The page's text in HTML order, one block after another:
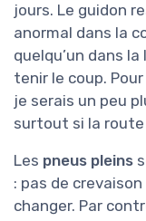
jours. Le guidon
anormal dans la
quelqu’un dans
tenir le coup.
je serais un peu
surtout si la
Les pneus pleins
: pas de
changer. Par